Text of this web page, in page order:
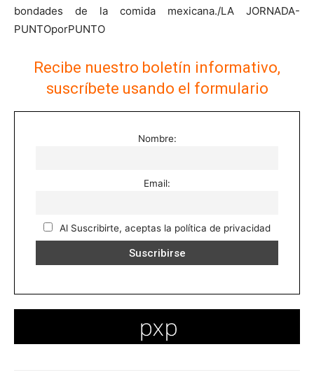
bondades de la comida mexicana./LA JORNADA-
PUNTOporPUNTO
Recibe nuestro boletín informativo,
suscríbete usando el formulario
Nombre:
Email:
Al Suscribirte, aceptas la política de privacidad